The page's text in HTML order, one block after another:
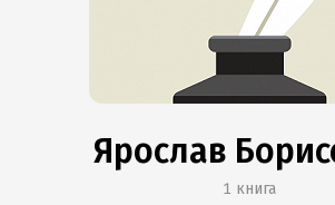
Ярослав
1 книга